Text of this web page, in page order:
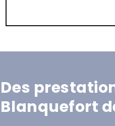
Des
Blanquefort